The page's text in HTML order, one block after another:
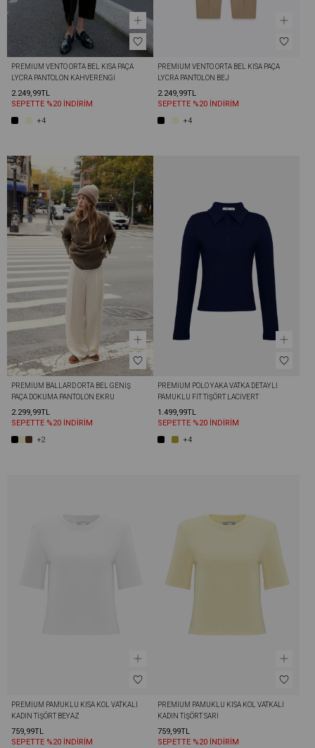
PREMIUM VENTO ORTA BEL KISA PAÇA
LYCRA PANTOLON KAHVERENGI
2.249,99TL
SEPETTE %20 İNDİRİM
+4
PREMIUM VENTO ORTA BEL KISA PAÇA
LYCRA PANTOLON BEJ
2.249,99TL
SEPETTE %20 İNDİRİM
+4
PREMIUM BALLARD ORTA BEL GENIŞ
PAÇA DOKUMA PANTOLON EKRU
2.299,99TL
SEPETTE %20 İNDİRİM
+2
PREMIUM POLO YAKA VATKA DETAYLI
PAMUKLU FIT TIŞÖRT LACIVERT
1.499,99TL
SEPETTE %20 İNDİRİM
+4
PREMIUM PAMUKLU KISA KOL VATKALI
KADIN TIŞÖRT BEYAZ
759,99TL
SEPETTE %20 İNDİRİM
PREMIUM PAMUKLU KISA KOL VATKALI
KADIN TIŞÖRT SARI
759,99TL
SEPETTE %20 İNDİRİM